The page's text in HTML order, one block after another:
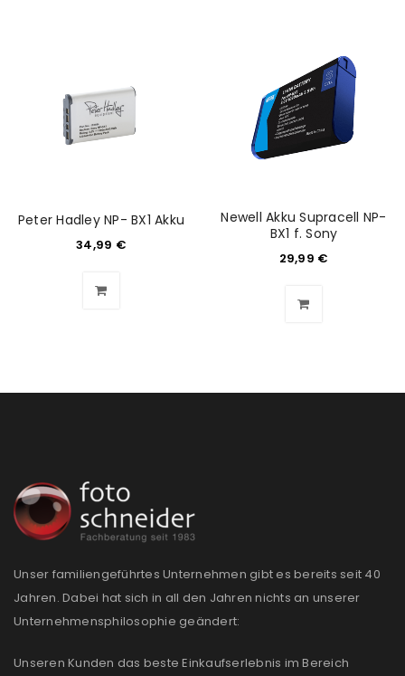
Peter Hadley NP- BX1 Akku
34,99 €
Newell Akku Supracell NP-
BX1 f. Sony
29,99 €
Unser familiengeführtes Unternehmen gibt es bereits seit 40
Jahren. Dabei hat sich in all den Jahren nichts an unserer
Unternehmensphilosophie geändert:
Unseren Kunden das beste Einkaufserlebnis im Bereich